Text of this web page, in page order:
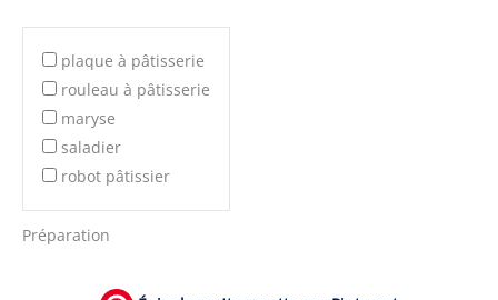
plaque à pâtisserie
rouleau à pâtisserie
maryse
saladier
robot pâtissier
Préparation